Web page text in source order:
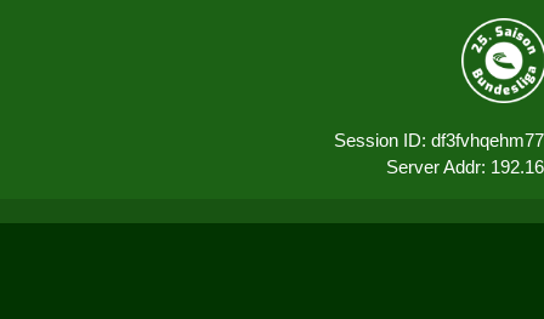
Session ID:
Server Addr: